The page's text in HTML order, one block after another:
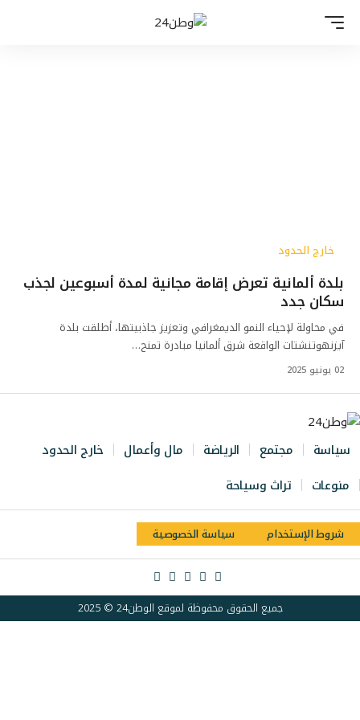
خارج الحدود
بلدة ألمانية تعرض إقامة مجانية لمدة أسبوعين لجذب
سكان جدد
في محاولة لإحياء النمو الديمغرافي وتعزيز جاذبيتها، أطلقت بلدة
آيزنهوتنشتات الواقعة شرق ألمانيا مبادرة تمنح…
02 يونيو 2025
سياسة مجتمع الرياضة مال وأعمال
خارج الحدود
منوعات
تراث وسياحة
شروط الإستخدام سياسة الخصوصية
جميع الحقوق محفوظة لموقع الوطن24 © 2025